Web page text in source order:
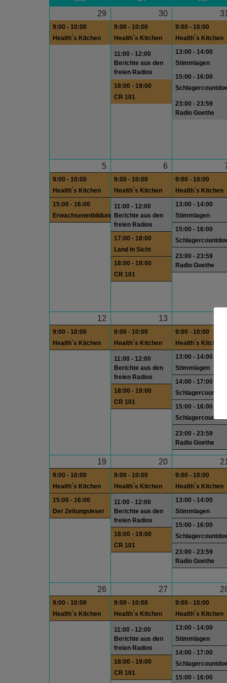
29
9:00 - 10:00
Health´s Kitchen
30
9:00 - 10:00
Health´s Kitchen
11:00 - 12:00
Berichte aus den
freien Radios
18:00 - 19:00
CR 101
9:00 - 10:00
Health´s Kitchen
13:00 - 14:00
Stimmlagen
15:00 - 16:00
23:00 - 23:59
Radio Goethe
5
9:00 - 10:00
Health´s Kitchen
15:00 - 16:00
Erwachsenenbildung
6
9:00 - 10:00
Health´s Kitchen
11:00 - 12:00
Berichte aus den
freien Radios
17:00 - 18:00
Land in Sicht
18:00 - 19:00
CR 101
9:00 - 10:00
Health´s Kitchen
13:00 - 14:00
Stimmlagen
15:00 - 16:00
23:00 - 23:59
Radio Goethe
12
9:00 - 10:00
Health´s Kitchen
13
9:00 - 10:00
Health´s Kitchen
11:00 - 12:00
Berichte aus den
freien Radios
18:00 - 19:00
CR 101
9:00 - 10:00
Health´s Kitchen
13:00 - 14:00
Stimmlagen
14:00 - 17:00
15:00 - 16:00
23:00 - 23:59
Radio Goethe
19
9:00 - 10:00
Health´s Kitchen
15:00 - 16:00
Der Zeitungsleser
20
9:00 - 10:00
Health´s Kitchen
11:00 - 12:00
Berichte aus den
freien Radios
18:00 - 19:00
CR 101
9:00 - 10:00
Health´s Kitchen
13:00 - 14:00
Stimmlagen
15:00 - 16:00
23:00 - 23:59
Radio Goethe
26
9:00 - 10:00
Health´s Kitchen
27
9:00 - 10:00
Health´s Kitchen
11:00 - 12:00
Berichte aus den
freien Radios
18:00 - 19:00
CR 101
9:00 - 10:00
Health´s Kitchen
13:00 - 14:00
Stimmlagen
14:00 - 17:00
15:00 - 16:00